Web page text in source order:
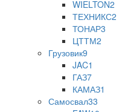
WIELTON2
ТЕХНИКС2
ТОНАР3
ЦТТМ2
Грузовик9
JAC1
ГАЗ7
КАМАЗ1
Самосвал33